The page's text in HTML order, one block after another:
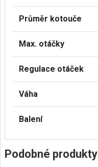
Průměr kotouče
Max. otáčky
Regulace otáček
Váha
Balení
Podobné produkty